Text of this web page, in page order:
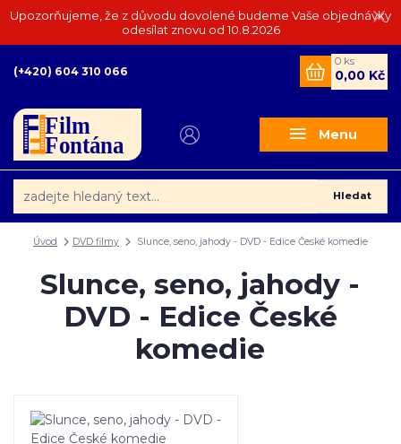
Upozorňujeme, že z důvodu dovolené budeme Vaše objednávky
odesílat znovu od 10.8.2026
Menu
Hledat
(+420) 604 310 066
0 ks
0,00 Kč
Úvod DVD filmy Slunce, seno, jahody - DVD - Edice České komedie
Slunce, seno, jahody -
DVD - Edice České
komedie